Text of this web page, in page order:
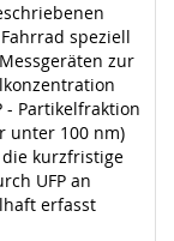
speziell
zur
- Partikelfraktion
unter 100 nm)
kurzfristige
UFP an
erfasst